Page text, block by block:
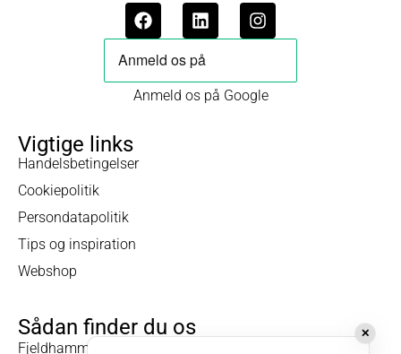
Anmeld os på Google
Vigtige links
Handelsbetingelser
Cookiepolitik
Persondatapolitik
Tips og inspiration
Webshop
Sådan finder du os
Fjeldhammervej 5-9
✕